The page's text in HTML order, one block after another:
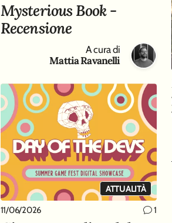
Mysterious Book -
Recensione
A cura di
Mattia Ravanelli
ATTUALITÀ
11/06/2026 1